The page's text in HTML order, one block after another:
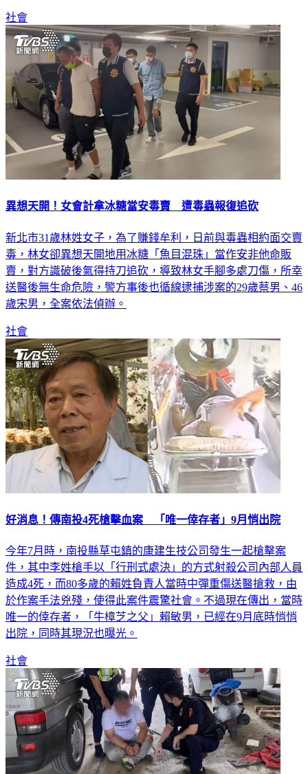
社會
異想天開！女會計拿冰糖當安毒賣 遭毒蟲報復追砍
新北市31歲林姓女子，為了賺錢牟利，日前與毒蟲相約面交賣
毒，林女卻異想天開地用冰糖「魚目混珠」當作安非他命販
賣，對方識破後氣得持刀追砍，導致林女手腳多處刀傷，所幸
送醫後無生命危險，警方事後也循線逮捕涉案的29歲蔡男、46
歲宋男，全案依法偵辦。
社會
好消息！傳南投4死槍擊血案 「唯一倖存者」9月悄出院
今年7月時，南投縣草屯鎮的康建生技公司發生一起槍擊案
件，其中李姓槍手以「行刑式處決」的方式射殺公司內部人員
造成4死，而80多歲的賴姓負責人當時中彈重傷送醫搶救，由
於作案手法兇殘，使得此案件震驚社會。不過現在傳出，當時
唯一的倖存者，「牛樟芝之父」賴敏男，已經在9月底時悄悄
出院，同時其現況也曝光。
社會